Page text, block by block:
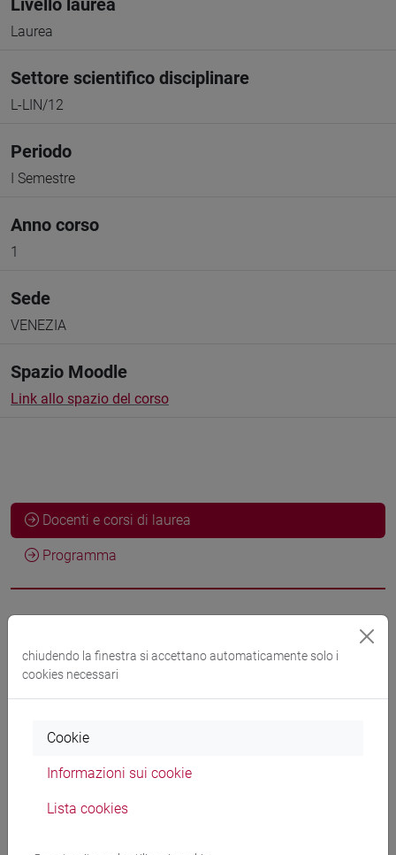
Livello laurea
Laurea
Settore scientifico disciplinare
L-LIN/12
Periodo
I Semestre
Anno corso
1
Sede
VENEZIA
Spazio Moodle
Link allo spazio del corso
Docenti e corsi di laurea
Programma
BRISCIANA Rosemarie
Materiali didattici
chiudendo la finestra si accettano automaticamente solo i
cookies necessari
Cookie
Informazioni sui cookie
Lista cookies